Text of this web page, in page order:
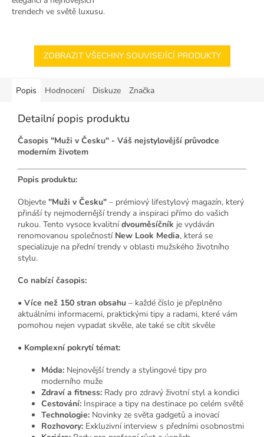
trendech ve světě luxusu.
ZOBRAZIT VŠECHNY SOUVISEJÍCÍ PRODUKTY
Popis Hodnocení Diskuze Značka
Detailní popis produktu
Časopis "Muži v Česku" - Váš nejstylovější průvodce
moderním životem
Popis produktu:
Objevte "Muži v Česku" – prémiový lifestylový magazín, který
přináší ty nejmodernější trendy a inspiraci přímo do vašich
rukou. Tento vysoce kvalitní dvouměsíčník je vydáván
renomovanou společností New Look Media, která se
specializuje na přední trendy v oblasti mužského životního
stylu.
Co nabízí časopis:
• Více než 150 stran obsahu – každé číslo je přeplněno
aktuálními informacemi, praktickými tipy a radami, které vám
pomohou nejen vypadat skvěle, ale také se cítit skvěle
• Komplexní pokrytí témat:
Móda: Nejnovější trendy a stylingové tipy pro
moderního muže
Zdraví a fitness: Rady pro zdravý životní styl a kondici
Cestování: Inspirace a tipy na destinace po celém světě
Technologie: Novinky ze světa gadgetů a inovací
Rozhovory: Exkluzivní interview s předními osobnostmi